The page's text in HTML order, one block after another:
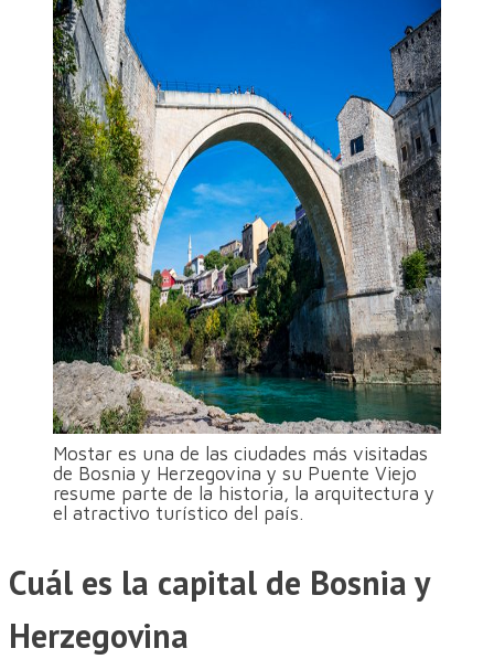
Mostar es una de las ciudades más visitadas
de Bosnia y Herzegovina y su Puente Viejo
resume parte de la historia, la arquitectura y
el atractivo turístico del país.
Cuál es la capital de Bosnia y
Herzegovina